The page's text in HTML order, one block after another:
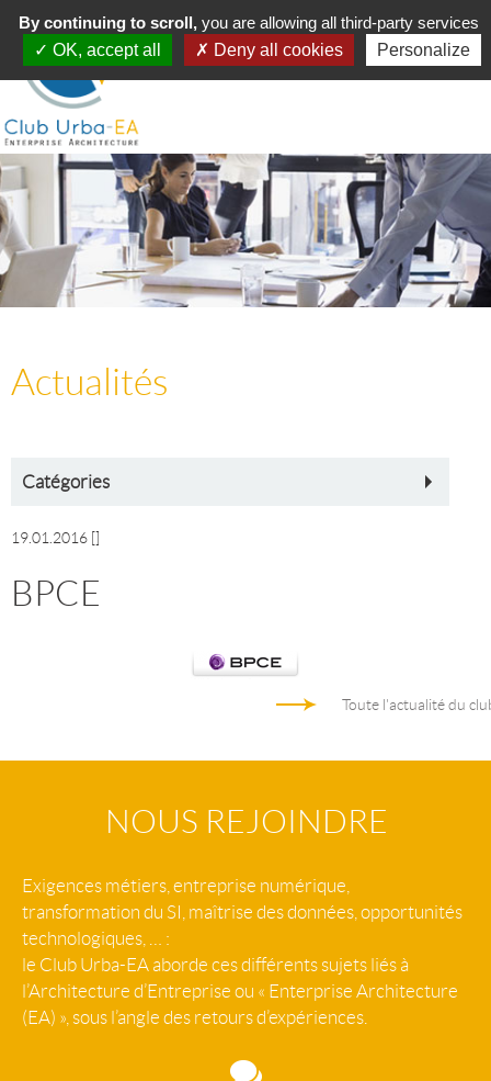
Toggle
navigation
MENU
Actualités
Catégories
19.01.2016
BPCE
Toute l'actualité du
NOUS REJOINDRE
Exigences métiers, entreprise numérique,
transformation du SI, maîtrise des données, opportunités
technologiques, … :
le Club Urba-EA aborde ces différents sujets liés à
l’Architecture d’Entreprise ou « Enterprise Architecture
(EA) », sous l’angle des retours d’expériences.
By continuing to scroll,you are allowing all third-party services
OK, accept all
Deny all cookies Personalize